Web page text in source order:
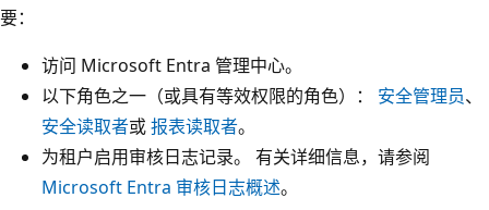
要：
访问 Microsoft Entra 管理中心。
以下角色之一（或具有等效权限的角色）： 安全管理员、
安全读取者或报表读取者。
为租户启用审核日志记录。 有关详细信息，请参阅
Microsoft Entra 审核日志概述。